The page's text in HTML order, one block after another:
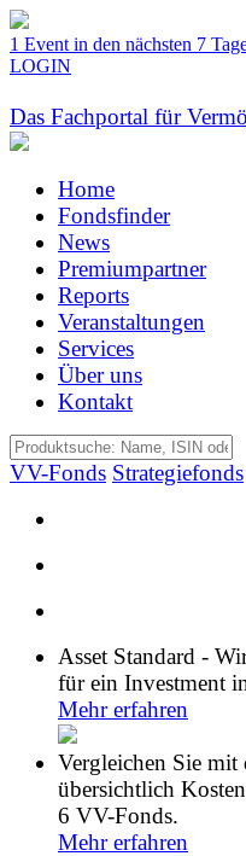
1 Event in den nächsten 7
LOGIN
Das Fachportal für
Home
Fondsfinder
News
Premiumpartner
Reports
Veranstaltungen
Services
Über uns
Kontakt
VV-Fonds Strategiefonds
Asset Standard -
für ein Investment
Mehr erfahren
Vergleichen Sie
übersichtlich
6 VV-Fonds.
Mehr erfahren